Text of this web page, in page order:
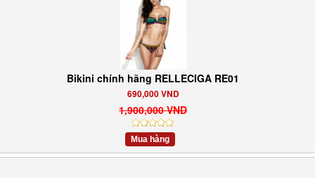
Bikini chính hãng RELLECIGA RE01
690,000 VND
1,900,000 VND
Mua hàng